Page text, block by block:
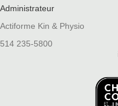
Administrateur
Actiforme Kin & Physio
514 235-5800